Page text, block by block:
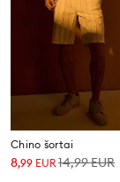
Chino šortai
8,99 EUR14,99EUR